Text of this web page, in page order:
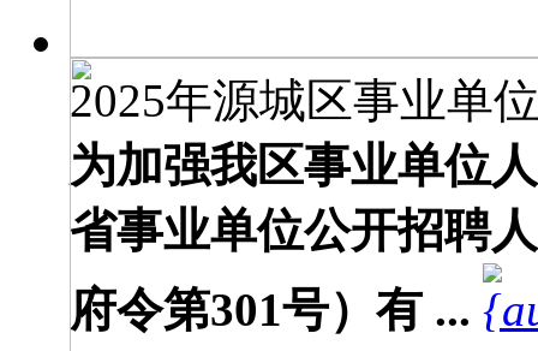
2025年源城区事业单
为加强我区事业单位
省事业单位公开招聘
府令第301号）有 ...